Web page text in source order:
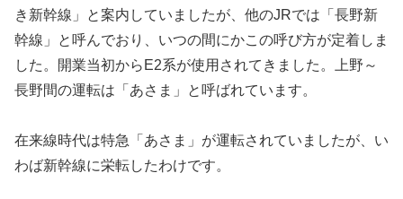
き新幹線」と案内していましたが、他のJRでは「長野新
幹線」と呼んでおり、いつの間にかこの呼び方が定着しま
した。開業当初からE2系が使用されてきました。上野～
長野間の運転は「あさま」と呼ばれています。
在来線時代は特急「あさま」が運転されていましたが、い
わば新幹線に栄転したわけです。